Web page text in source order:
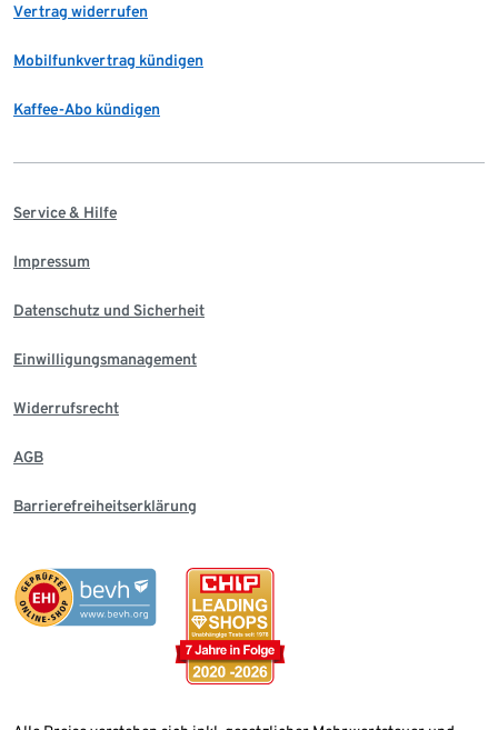
Vertrag widerrufen
Mobilfunkvertrag kündigen
Kaffee-Abo kündigen
Service & Hilfe
Impressum
Datenschutz und Sicherheit
Einwilligungsmanagement
Widerrufsrecht
AGB
Barrierefreiheitserklärung